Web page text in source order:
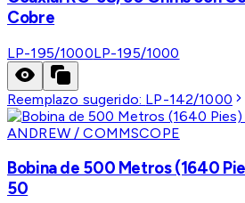
Cobre
LP-195/1000LP-195/1000
Reemplazo sugerido: LP-142/1000
ANDREW / COMMSCOPE
Bobina de 500 Metros (1640
50